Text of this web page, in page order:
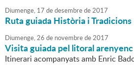
Diumenge, 17 dedesembrede2017
Ruta guiada Història i Tradicions
Diumenge,26 de novembrede2017
Visita guiada pel litoral arenyenc
Itinerari acompanyats amb Enric